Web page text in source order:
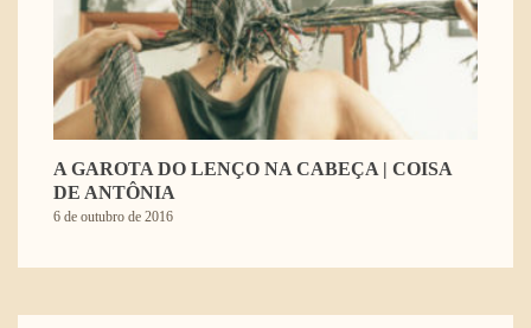
A GAROTA DO LENÇO NA CABEÇA | COISA
DE ANTÔNIA
6 de outubro de 2016